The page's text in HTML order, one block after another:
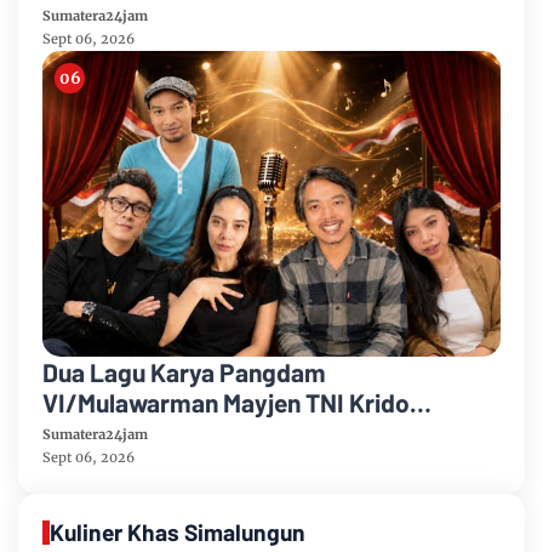
Mayang di Sejumlah Wilayah Terganggu
Sumatera24jam
Sept 06, 2026
Dua Lagu Karya Pangdam
VI/Mulawarman Mayjen TNI Krido
Pramono Jadi Ikon Singing Competition
HUT Ke-81 RI
Sumatera24jam
Sept 06, 2026
Kuliner Khas Simalungun